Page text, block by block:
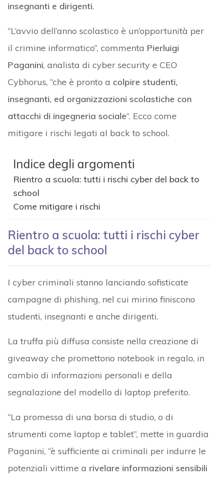
insegnanti e dirigenti.
“L’avvio dell’anno scolastico è un’opportunità per
il crimine informatico”, commenta Pierluigi
Paganini, analista di cyber security e CEO
Cybhorus, “che è pronto a colpire studenti,
insegnanti, ed organizzazioni scolastiche con
attacchi di ingegneria sociale“. Ecco come
mitigare i rischi legati al back to school.
Indice degli argomenti
Rientro a scuola: tutti i rischi cyber del back to
school
Come mitigare i rischi
Rientro a scuola: tutti i rischi cyber
del back to school
I cyber criminali stanno lanciando sofisticate
campagne di phishing, nel cui mirino finiscono
studenti, insegnanti e anche dirigenti.
La truffa più diffusa consiste nella creazione di
giveaway che promettono notebook in regalo, in
cambio di informazioni personali e della
segnalazione del modello di laptop preferito.
“La promessa di una borsa di studio, o di
strumenti come laptop e tablet”, mette in guardia
Paganini, “è sufficiente ai criminali per indurre le
potenziali vittime a rivelare informazioni sensibili